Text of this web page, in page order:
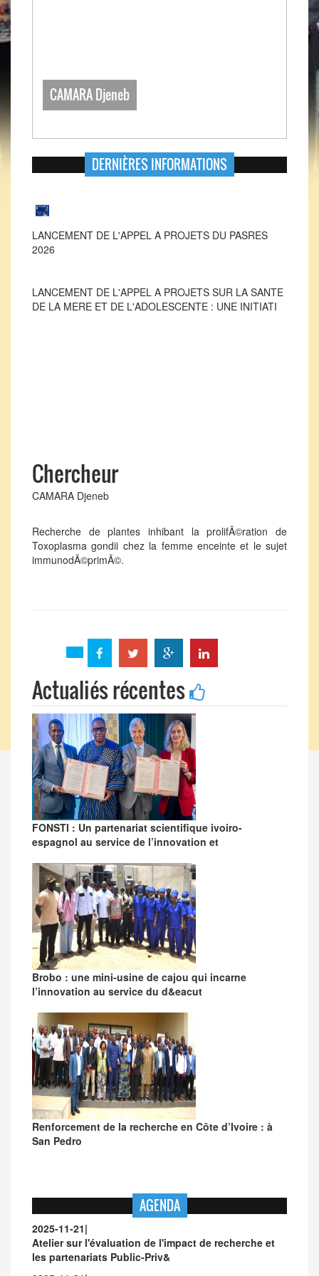
CAMARA Djeneb
DERNIÈRES INFORMATIONS
LANCEMENT DE L'APPEL A PROJETS DU PASRES
2026
Chercheur
CAMARA Djeneb
Recherche de plantes inhibant la prolifÃ©ration de
Toxoplasma gondii chez la femme enceinte et le sujet
immunodÃ©primÃ©.
Actualiés récentes
FONSTI : Un partenariat scientifique ivoiro-
espagnol au service de l’innovation et
Brobo : une mini-usine de cajou qui incarne
l’innovation au service du d&eacut
Renforcement de la recherche en Côte d’Ivoire : à
San Pedro
AGENDA
2025-11-21|
Atelier sur l'évaluation de l'impact de recherche et
les partenariats Public-Priv&